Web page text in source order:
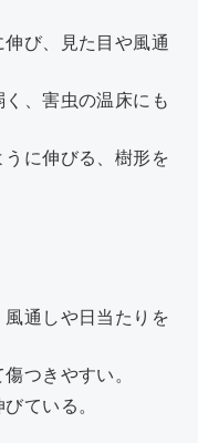
伸び、見た目や風通
く、害虫の温床にも
うに伸びる、樹形を
風通しや日当たりを
つきやすい。
ている。